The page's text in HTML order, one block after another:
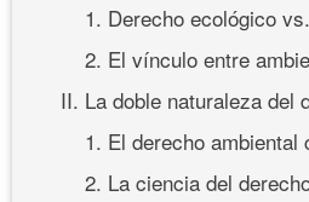
1. Derecho ecológico
2. El vínculo entre
II. La doble naturaleza del
1. El derecho ambiental
2. La ciencia del